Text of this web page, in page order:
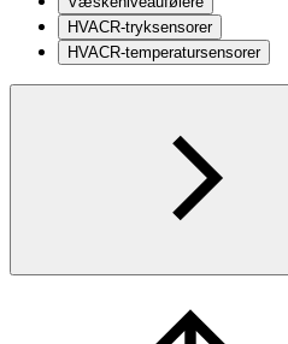
HVACR-tryksensorer
HVACR-temperatursensorer